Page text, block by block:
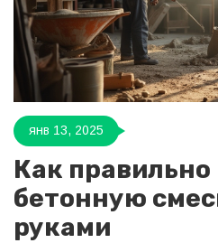
янв 13, 2025
Как правильно
бетонную
руками